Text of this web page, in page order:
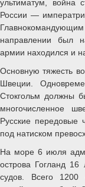
ультиматум, война
России —
направлении был
армии находился и
Основную тяжесть
Швеции.
Стокгольм должны
многочисленное
Русские передовые
под натиском
На море 6 июля
острова Гогланд
судов. Всего 1200